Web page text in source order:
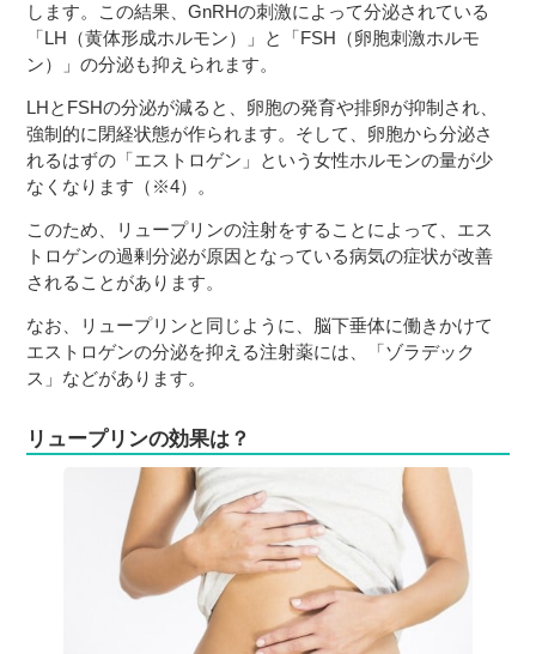
します。この結果、GnRHの刺激によって分泌されている
「LH（黄体形成ホルモン）」と「FSH（卵胞刺激ホルモ
ン）」の分泌も抑えられます。
LHとFSHの分泌が減ると、卵胞の発育や排卵が抑制され、
強制的に閉経状態が作られます。そして、卵胞から分泌さ
れるはずの「エストロゲン」という女性ホルモンの量が少
なくなります（※4）。
このため、リュープリンの注射をすることによって、エス
トロゲンの過剰分泌が原因となっている病気の症状が改善
されることがあります。
なお、リュープリンと同じように、脳下垂体に働きかけて
エストロゲンの分泌を抑える注射薬には、「ゾラデック
ス」などがあります。
リュープリンの効果は？